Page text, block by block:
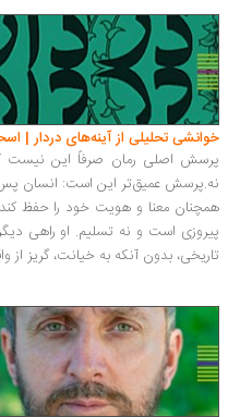
خوانشی تحلیلی از آینه‌های دردار |
پرسش اصلی رمان صرفاً این نیست
نه.پرسش عمیق‌تر این است: انسان
همچنان معنا و هویت خود را حفظ
پیروزی است و نه تسلیم. او راهی
تاریخی، بدون آنکه به خیانت، گریز از